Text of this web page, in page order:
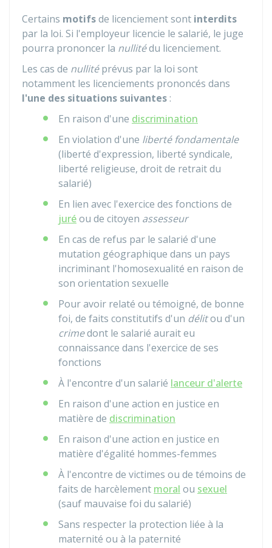
Certains motifsde licenciement sont interdits
par la loi. Si l'employeur licencie le salarié, le juge
pourra prononcer la nullitédu licenciement.
Les cas de nullitéprévus par la loi sont
notamment les licenciements prononcés dans
l'une des situations suivantes :
En raison d'une discrimination
En violation d'une liberté fondamentale
(liberté d'expression, liberté syndicale,
liberté religieuse, droit de retrait du
salarié)
En lien avec l'exercice des fonctions de
juréou de citoyen assesseur
En cas de refus par le salarié d'une
mutation géographique dans un pays
incriminant l'homosexualité en raison de
son orientation sexuelle
Pour avoir relaté ou témoigné, de bonne
foi, de faits constitutifs d'un délitou d'un
crimedont le salarié aurait eu
connaissance dans l'exercice de ses
fonctions
À l'encontre d'un salarié lanceur d'alerte
En raison d'une action en justice en
matière de discrimination
En raison d'une action en justice en
matière d'égalité hommes-femmes
À l'encontre de victimes ou de témoins de
faits de harcèlement moral ou sexuel
(sauf mauvaise foi du salarié)
Sans respecter la protection liée à la
maternité ou à la paternité